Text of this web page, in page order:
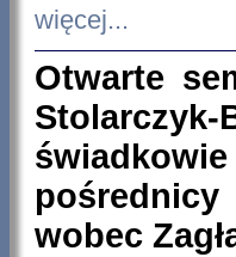
więcej...
Otwarte
wobec